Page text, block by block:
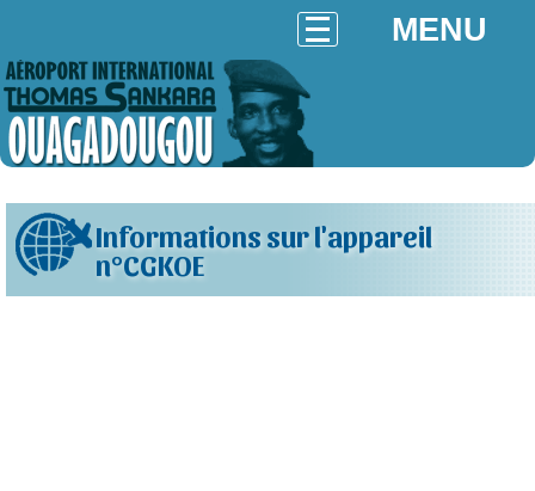
MENU
Informations sur l'appareil
n°CGKOE